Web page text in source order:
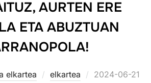
AURTEN ERE
ETA ABUZTUAN
elkartea elkartea
Posted
2024-06-21